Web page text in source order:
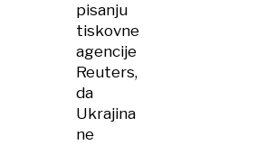
pisanju
tiskovne
agencije
Reuters,
da
Ukrajina
ne